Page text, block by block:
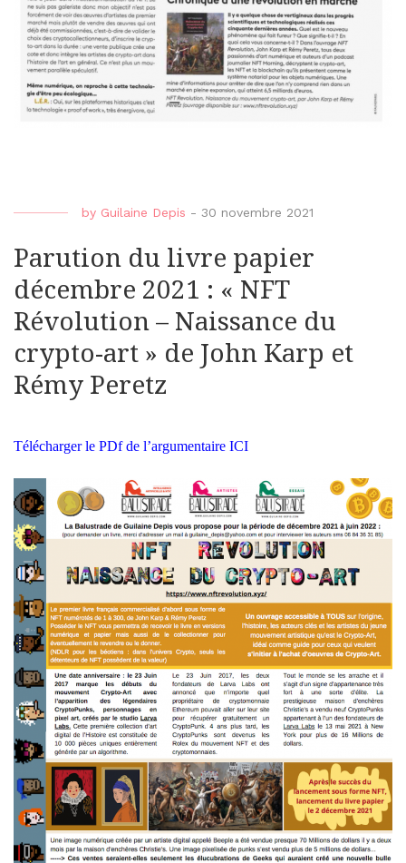
by Guilaine Depis - 30 novembre 2021
Parution du livre papier
décembre 2021 : « NFT
Révolution – Naissance du
crypto-art » de John Karp et
Rémy Peretz
Télécharger le PDf de l’argumentaire ICI